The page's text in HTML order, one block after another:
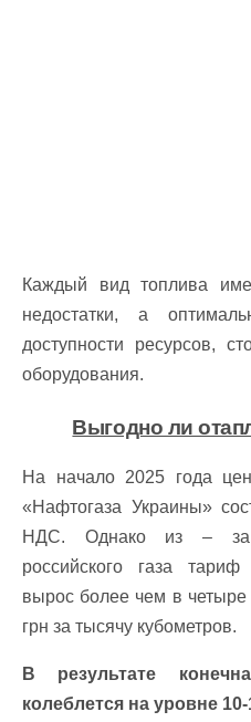
Каждый вид топлива
недостатки, а
доступности ресурсов,
оборудования.
Выгодно ли
На начало 2025 года
«Нафтогаза Украины»
НДС. Однако из – за
российского газа
вырос более чем в
грн за тысячу кубометров.
В результате
колеблется на уровне